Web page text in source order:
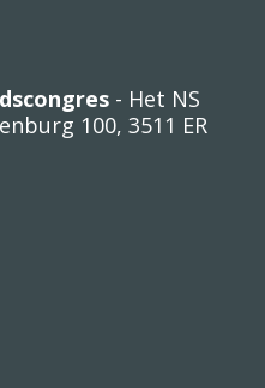
- Het NS
100, 3511 ER